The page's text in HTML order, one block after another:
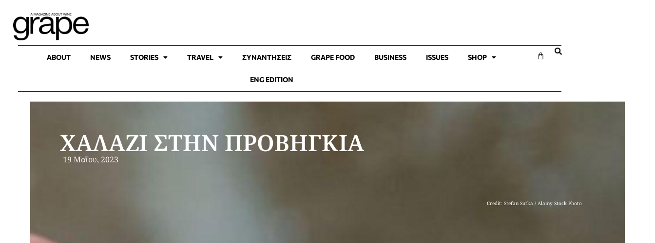
ABOUT NEWS STORIES TRAVEL ΣΥΝΑΝΤΉΣΕΙΣ GRAPE FOOD BUSINESS ISSUES SHOP
ENG EDITION
ΧΑΛΑΖΙ ΣΤΗΝ ΠΡΟΒΗΓΚΙΑ
19 Μαΐου, 2023
Credit: Stefan Sutka / Alamy Stock Photo